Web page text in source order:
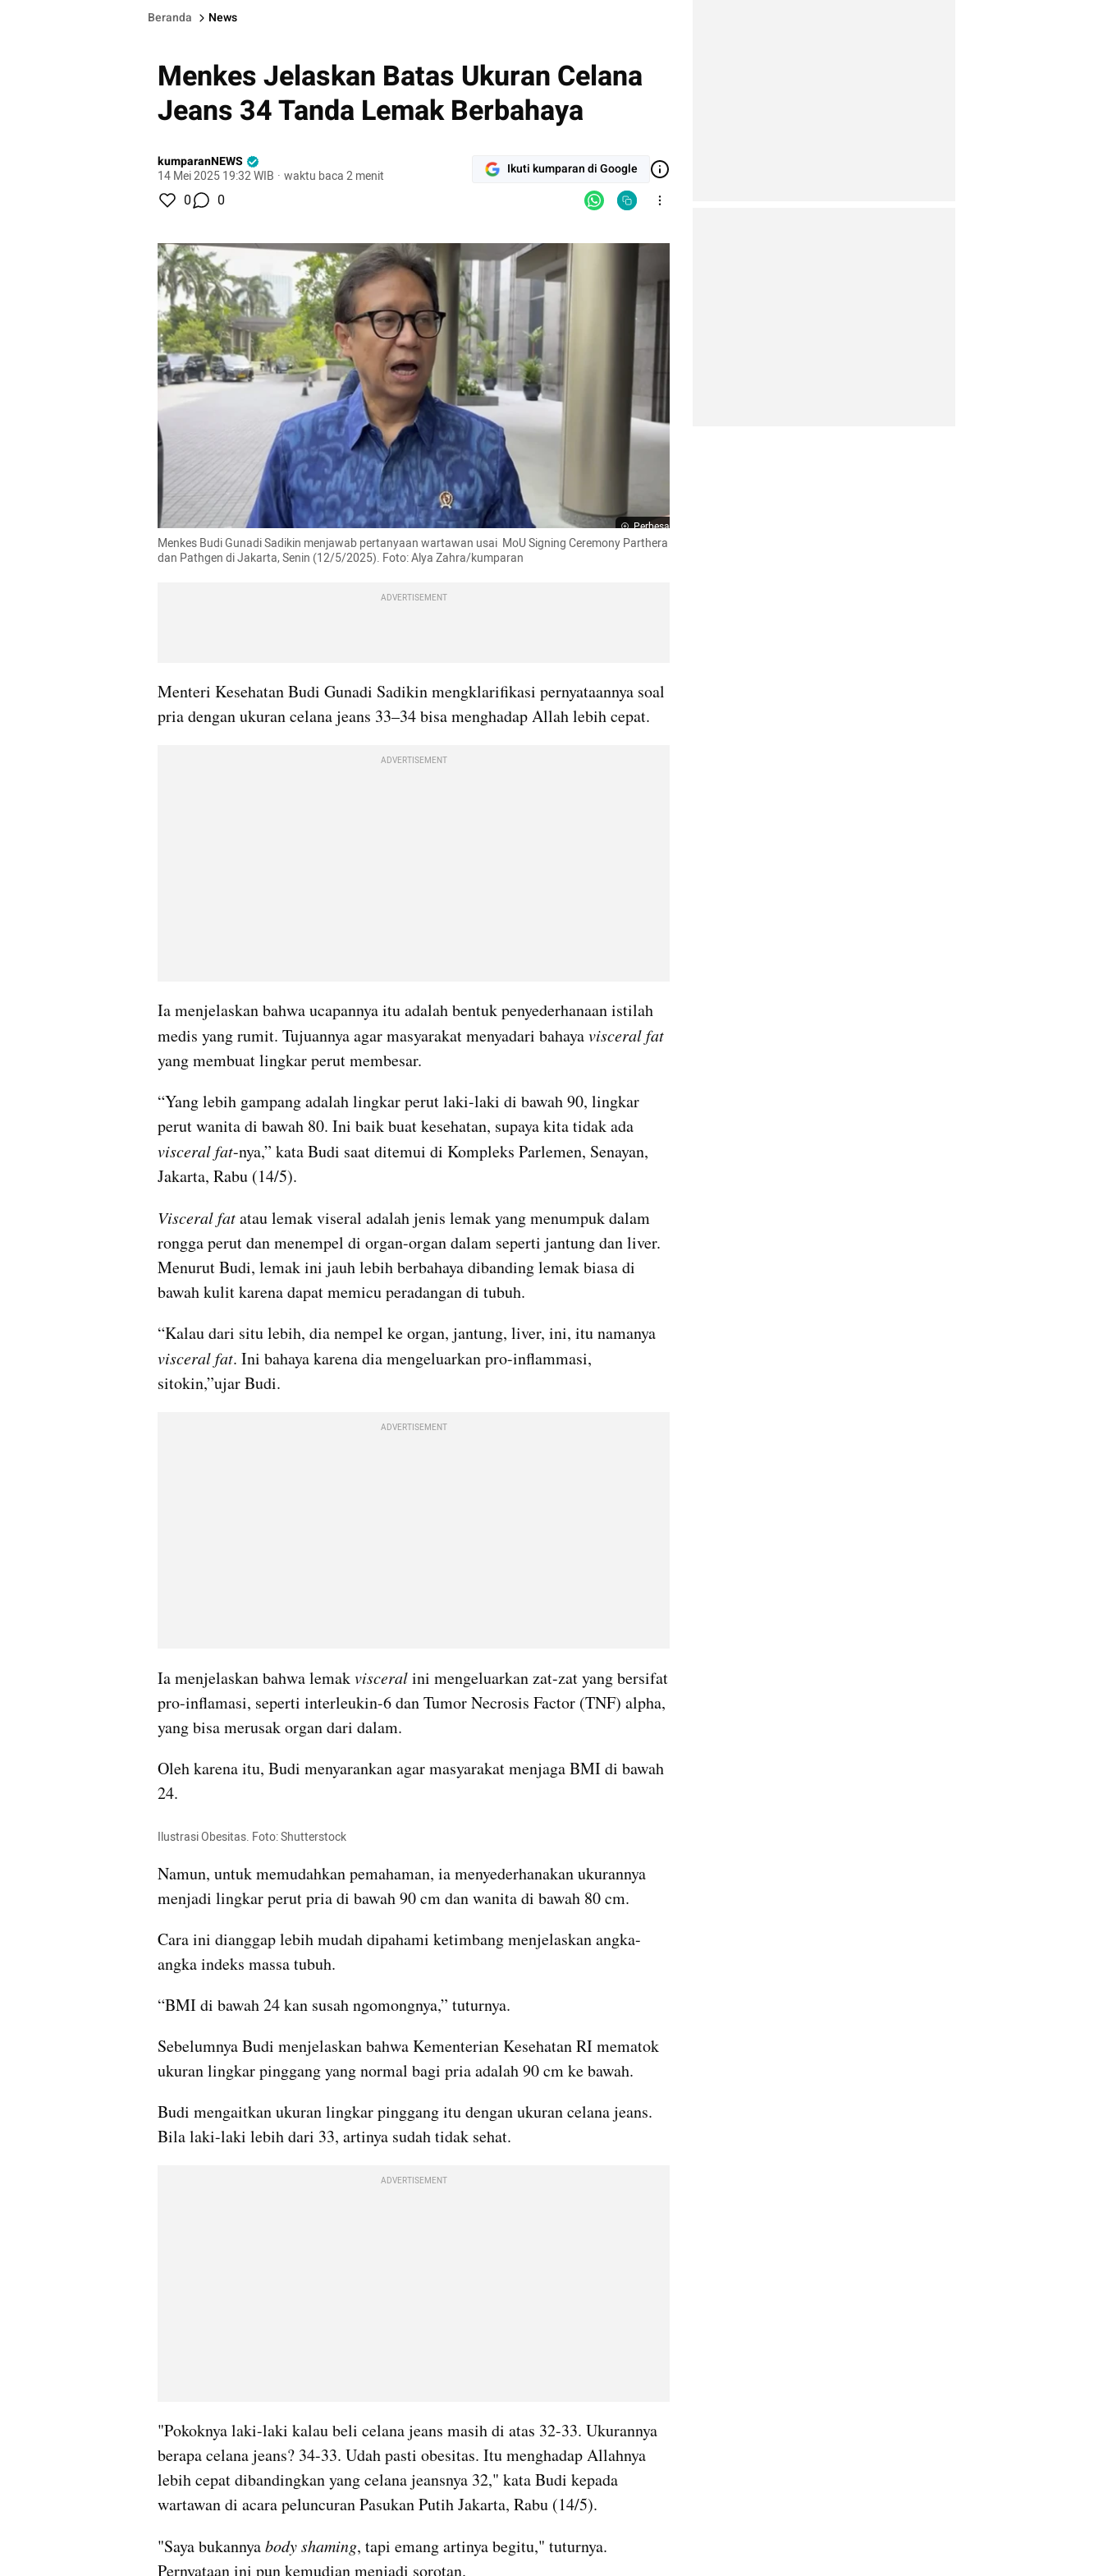
Beranda News
Menkes Jelaskan Batas Ukuran Celana
Jeans 34 Tanda Lemak Berbahaya
kumparanNEWS
14 Mei 2025 19:32 WIB · waktu baca 2 menit Ikuti kumparan di Google
0 0
Perbesar
Menkes Budi Gunadi Sadikin menjawab pertanyaan wartawan usai  MoU Signing Ceremony Parthera
dan Pathgen di Jakarta, Senin (12/5/2025). Foto: Alya Zahra/kumparan
ADVERTISEMENT
Menteri Kesehatan Budi Gunadi Sadikin mengklarifikasi pernyataannya soal
pria dengan ukuran celana jeans 33–34 bisa menghadap Allah lebih cepat.
ADVERTISEMENT
Ia menjelaskan bahwa ucapannya itu adalah bentuk penyederhanaan istilah
medis yang rumit. Tujuannya agar masyarakat menyadari bahaya visceral fat
yang membuat lingkar perut membesar.
“Yang lebih gampang adalah lingkar perut laki-laki di bawah 90, lingkar
visceral fat-nya,” kata Budi saat ditemui di Kompleks Parlemen, Senayan,
Jakarta, Rabu (14/5).
Visceral fat atau lemak viseral adalah jenis lemak yang menumpuk dalam
rongga perut dan menempel di organ-organ dalam seperti jantung dan liver.
Menurut Budi, lemak ini jauh lebih berbahaya dibanding lemak biasa di
bawah kulit karena dapat memicu peradangan di tubuh.
visceral fat. Ini bahaya karena dia mengeluarkan pro-inflammasi,
sitokin,”ujar Budi.
ADVERTISEMENT
Ia menjelaskan bahwa lemak visceral ini mengeluarkan zat-zat yang bersifat
pro-inflamasi, seperti interleukin-6 dan Tumor Necrosis Factor (TNF) alpha,
yang bisa merusak organ dari dalam.
Oleh karena itu, Budi menyarankan agar masyarakat menjaga BMI di bawah
24.
Ilustrasi Obesitas. Foto: Shutterstock
Namun, untuk memudahkan pemahaman, ia menyederhanakan ukurannya
menjadi lingkar perut pria di bawah 90 cm dan wanita di bawah 80 cm.
Cara ini dianggap lebih mudah dipahami ketimbang menjelaskan angka-
angka indeks massa tubuh.
“BMI di bawah 24 kan susah ngomongnya,” tuturnya.
Sebelumnya Budi menjelaskan bahwa Kementerian Kesehatan RI mematok
ukuran lingkar pinggang yang normal bagi pria adalah 90 cm ke bawah.
Budi mengaitkan ukuran lingkar pinggang itu dengan ukuran celana jeans.
Bila laki-laki lebih dari 33, artinya sudah tidak sehat.
ADVERTISEMENT
"Pokoknya laki-laki kalau beli celana jeans masih di atas 32-33. Ukurannya
berapa celana jeans? 34-33. Udah pasti obesitas. Itu menghadap Allahnya
lebih cepat dibandingkan yang celana jeansnya 32," kata Budi kepada
wartawan di acara peluncuran Pasukan Putih Jakarta, Rabu (14/5).
"Saya bukannya body shaming, tapi emang artinya begitu," tuturnya.
Pernyataan ini pun kemudian menjadi sorotan.